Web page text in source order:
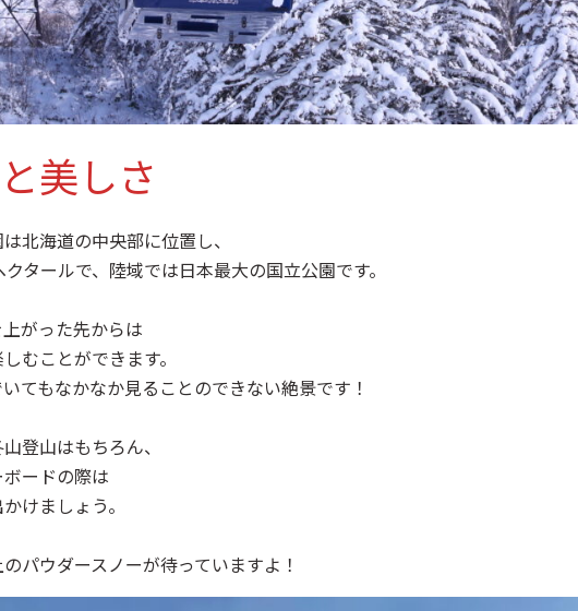
美しさ
北海道の中央部に位置し、
タールで、陸域では日本最大の国立公園です。
がった先からは
むことができます。
てもなかなか見ることのできない絶景です！
登山はもちろん、
ードの際は
けましょう。
パウダースノーが待っていますよ！